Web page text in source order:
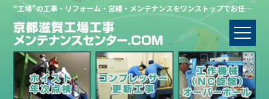
“工場”の工事・リフォーム・営繕・メンテナンスをワンストップでお任せください。